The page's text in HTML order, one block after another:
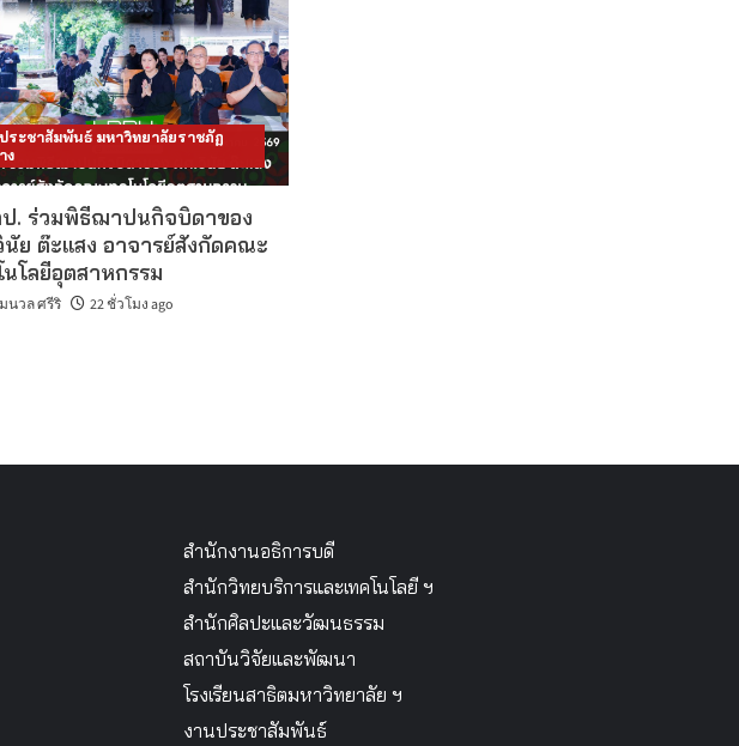
ระชาสัมพันธ์ มหาวิทยาลัยราชภัฏ
ง
ป. ร่วมพิธีฌาปนกิจบิดาของ
นัย ต๊ะแสง อาจารย์สังกัดคณะ
นโลยีอุตสาหกรรม
นวล ศรีริ 22 ชั่วโมง ago
สำนักงานอธิการบดี
สำนักวิทยบริการและเทคโนโลยี ฯ
สำนักศิลปะและวัฒนธรรม
สถาบันวิจัยและพัฒนา
โรงเรียนสาธิตมหาวิทยาลัย ฯ
งานประชาสัมพันธ์